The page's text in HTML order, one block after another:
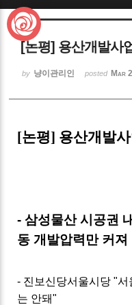
[논평] 용산개발사
by 냥이관리인 posted Mar
[논평] 용산개발
- 삼성물산 시공권
동 개발압력만 커져
- 진보신당서울시당 "
는 안돼"